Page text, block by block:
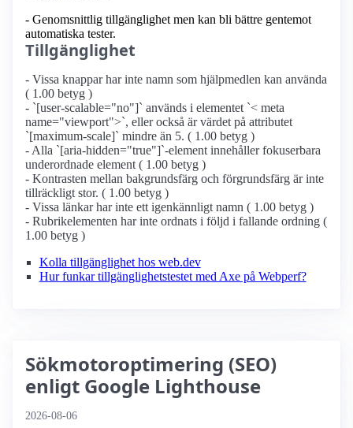
- Genomsnittlig tillgänglighet men kan bli bättre gentemot
automatiska tester.
Tillgänglighet
- Vissa knappar har inte namn som hjälpmedlen kan använda
( 1.00 betyg )
- `[user-scalable="no"]` används i elementet `< meta
name="viewport">`, eller också är värdet på attributet
`[maximum-scale]` mindre än 5. ( 1.00 betyg )
- Alla `[aria-hidden="true"]`-element innehåller fokuserbara
underordnade element ( 1.00 betyg )
- Kontrasten mellan bakgrundsfärg och förgrundsfärg är inte
tillräckligt stor. ( 1.00 betyg )
- Vissa länkar har inte ett igenkännligt namn ( 1.00 betyg )
- Rubrikelementen har inte ordnats i följd i fallande ordning (
1.00 betyg )
Kolla tillgänglighet hos web.dev
Hur funkar tillgänglighetstestet med Axe på Webperf?
Sökmotoroptimering (SEO)
enligt Google Lighthouse
2026-08-06